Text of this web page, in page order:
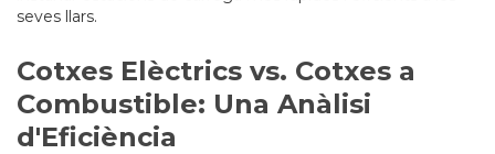
seves llars.
Cotxes Elèctrics vs. Cotxes a
Combustible: Una Anàlisi
d'Eficiència